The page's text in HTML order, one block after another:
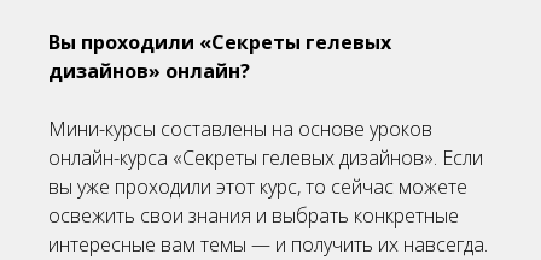
Вы проходили «Секреты гелевых
дизайнов» онлайн?
Мини-курсы составлены на основе уроков
онлайн-курса «Секреты гелевых дизайнов». Если
вы уже проходили этот курс, то сейчас можете
освежить свои знания и выбрать конкретные
интересные вам темы — и получить их навсегда.